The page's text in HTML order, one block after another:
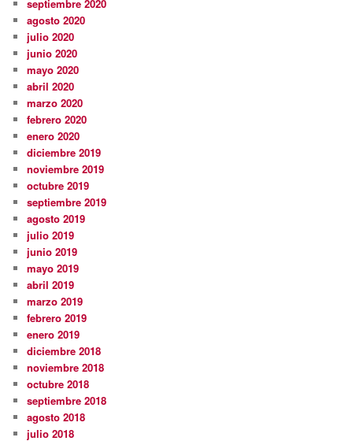
septiembre 2020
agosto 2020
julio 2020
junio 2020
mayo 2020
abril 2020
marzo 2020
febrero 2020
enero 2020
diciembre 2019
noviembre 2019
octubre 2019
septiembre 2019
agosto 2019
julio 2019
junio 2019
mayo 2019
abril 2019
marzo 2019
febrero 2019
enero 2019
diciembre 2018
noviembre 2018
octubre 2018
septiembre 2018
agosto 2018
julio 2018